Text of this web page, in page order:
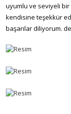
uyumlu ve seviyeli bir
kendisine teşekkür
başarılar diliyorum.